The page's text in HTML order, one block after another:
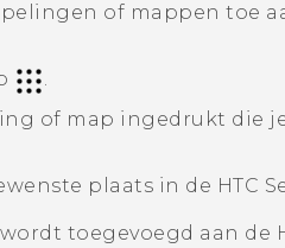
of mappen toe
.
of map ingedrukt die
plaats in de HTC
toegevoegd aan de